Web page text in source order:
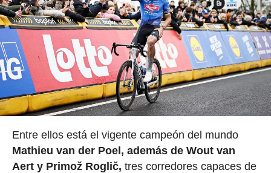
Entre ellos está el vigente campeón del mundo
Mathieu van der Poel, además de Wout van
Aert y Primož Roglič, tres corredores capaces de